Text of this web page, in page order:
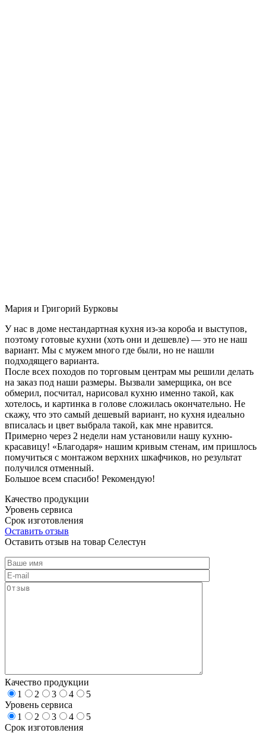
Мария и Григорий Бурковы
У нас в доме нестандартная кухня из-за короба и выступов,
поэтому готовые кухни (хоть они и дешевле) — это не наш
вариант. Мы с мужем много где были, но не нашли
подходящего варианта.
После всех походов по торговым центрам мы решили делать
на заказ под наши размеры. Вызвали замерщика, он все
обмерил, посчитал, нарисовал кухню именно такой, как
хотелось, и картинка в голове сложилась окончательно. Не
скажу, что это самый дешевый вариант, но кухня идеально
вписалась и цвет выбрала такой, как мне нравится.
Примерно через 2 недели нам установили нашу кухню-
красавицу! «Благодаря» нашим кривым стенам, им пришлось
помучиться с монтажом верхних шкафчиков, но результат
получился отменный.
Большое всем спасибо! Рекомендую!
Качество продукции
Уровень сервиса
Срок изготовления
Оставить отзыв
Оставить отзыв на товар Селестун
Качество продукции
1
2 3 4
5
Уровень сервиса
1
2 3 4
5
Срок изготовления